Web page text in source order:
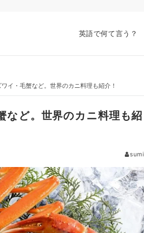
英語で何て言う？
イ・毛蟹など。世界のカニ料理も紹介！
など。世界のカニ料理も紹
sumi